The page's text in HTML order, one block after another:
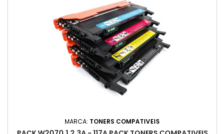
MARCA: TONERS COMPATIVEIS